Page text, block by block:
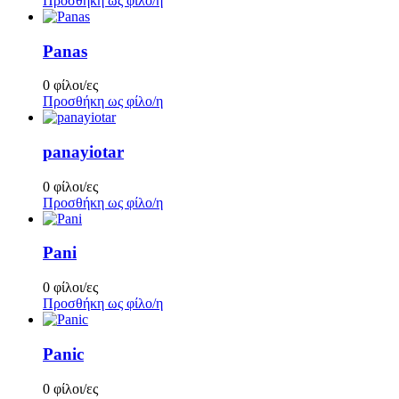
Panas
0 φίλοι/ες
Προσθήκη ως φίλο/η
panayiotar
0 φίλοι/ες
Προσθήκη ως φίλο/η
Pani
0 φίλοι/ες
Προσθήκη ως φίλο/η
Panic
0 φίλοι/ες